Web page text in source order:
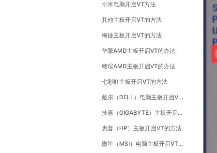
小米电脑开启VT方法
其他主板开启VT的方法
梅捷主板开启VT的方法
华擎AMD主板开启VT的办法
铭瑄AMD主板开启VT的办法
七彩虹主板开启VT的方法
戴尔（DELL）电脑主板开启VT的方法
技嘉（GIGABYTE）主板开启VT的方法
惠普（HP）主板开启VT的方法
微星（MSI）电脑主板开启VT的方法